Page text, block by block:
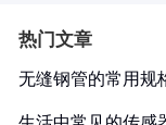
热门文章
无缝钢管的常用规